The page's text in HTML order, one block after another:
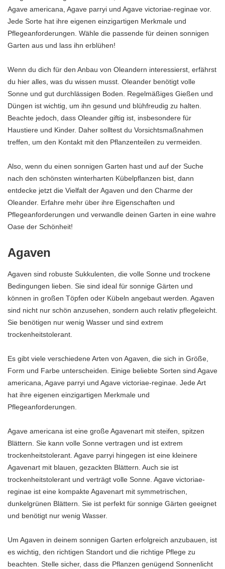
Agave americana, Agave parryi und Agave victoriae-reginae vor.
Jede Sorte hat ihre eigenen einzigartigen Merkmale und
Pflegeanforderungen. Wähle die passende für deinen sonnigen
Garten aus und lass ihn erblühen!
Wenn du dich für den Anbau von Oleandern interessierst, erfährst
du hier alles, was du wissen musst. Oleander benötigt volle
Sonne und gut durchlässigen Boden. Regelmäßiges Gießen und
Düngen ist wichtig, um ihn gesund und blühfreudig zu halten.
Beachte jedoch, dass Oleander giftig ist, insbesondere für
Haustiere und Kinder. Daher solltest du Vorsichtsmaßnahmen
treffen, um den Kontakt mit den Pflanzenteilen zu vermeiden.
Also, wenn du einen sonnigen Garten hast und auf der Suche
nach den schönsten winterharten Kübelpflanzen bist, dann
entdecke jetzt die Vielfalt der Agaven und den Charme der
Oleander. Erfahre mehr über ihre Eigenschaften und
Pflegeanforderungen und verwandle deinen Garten in eine wahre
Oase der Schönheit!
Agaven
Agaven sind robuste Sukkulenten, die volle Sonne und trockene
Bedingungen lieben. Sie sind ideal für sonnige Gärten und
können in großen Töpfen oder Kübeln angebaut werden. Agaven
sind nicht nur schön anzusehen, sondern auch relativ pflegeleicht.
Sie benötigen nur wenig Wasser und sind extrem
trockenheitstolerant.
Es gibt viele verschiedene Arten von Agaven, die sich in Größe,
Form und Farbe unterscheiden. Einige beliebte Sorten sind Agave
americana, Agave parryi und Agave victoriae-reginae. Jede Art
hat ihre eigenen einzigartigen Merkmale und
Pflegeanforderungen.
Agave americana ist eine große Agavenart mit steifen, spitzen
Blättern. Sie kann volle Sonne vertragen und ist extrem
trockenheitstolerant. Agave parryi hingegen ist eine kleinere
Agavenart mit blauen, gezackten Blättern. Auch sie ist
trockenheitstolerant und verträgt volle Sonne. Agave victoriae-
reginae ist eine kompakte Agavenart mit symmetrischen,
dunkelgrünen Blättern. Sie ist perfekt für sonnige Gärten geeignet
und benötigt nur wenig Wasser.
Um Agaven in deinem sonnigen Garten erfolgreich anzubauen, ist
es wichtig, den richtigen Standort und die richtige Pflege zu
beachten. Stelle sicher, dass die Pflanzen genügend Sonnenlicht